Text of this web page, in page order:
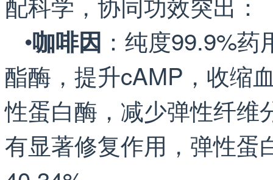
•咖啡因 ：纯度99.9%
酯酶，提升cAMP，收缩
性蛋白酶，减少弹性纤维
有显著修复作用，弹性蛋